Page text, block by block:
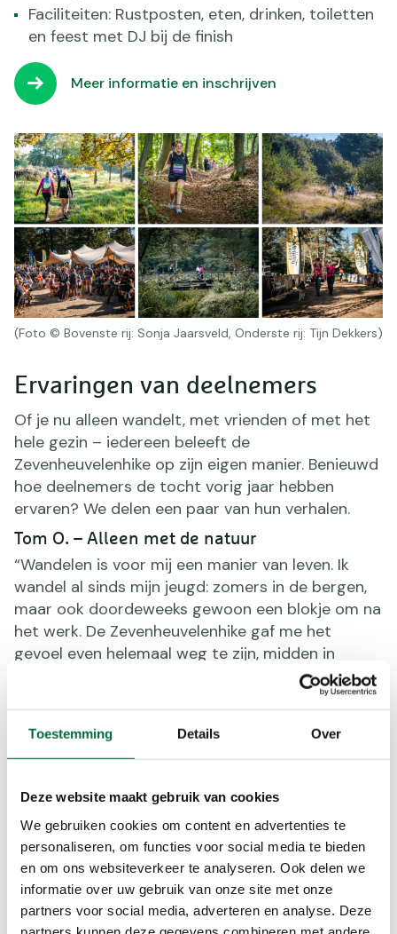
Toestemming Details Over
Deze website maakt gebruik van cookies
We gebruiken cookies om content en advertenties te
personaliseren, om functies voor social media te bieden
en om ons websiteverkeer te analyseren. Ook delen we
informatie over uw gebruik van onze site met onze
partners voor social media, adverteren en analyse. Deze
Faciliteiten: Rustposten, eten, drinken, toiletten
en feest met DJ bij de finish
Meer informatie en inschrijven
(Foto © Bovenste rij: Sonja Jaarsveld, Onderste rij: Tijn Dekkers)
Ervaringen van deelnemers
Of je nu alleen wandelt, met vrienden of met het
hele gezin – iedereen beleeft de
Zevenheuvelenhike op zijn eigen manier. Benieuwd
hoe deelnemers de tocht vorig jaar hebben
ervaren? We delen een paar van hun verhalen.
Tom O. – Alleen met de natuur
“Wandelen is voor mij een manier van leven. Ik
wandel al sinds mijn jeugd: zomers in de bergen,
maar ook doordeweeks gewoon een blokje om na
het werk. De Zevenheuvelenhike gaf me het
gevoel even helemaal weg te zijn, midden in
Nederland. Alleen op pad, door die glooiende
bossen, dat is voor mij puur genieten. Je voelt je
hoogteverschillen maken het lekker uitdagend.”
“Samen wandelen is voor ons gezin een moment
van verbinding. Met drie jonge kinderen is het
soms aanpoten, maar de combinatie van buiten
zijn, de natuur beleven én een prestatie leveren
geeft ons zoveel voldoening. De kinderen vinden
het avontuur geweldig – over boomwortels